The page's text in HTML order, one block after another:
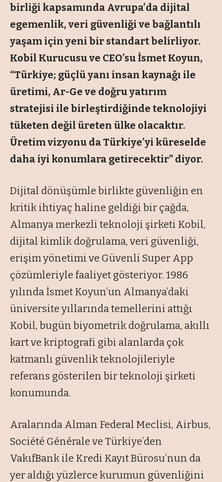
birliği kapsamında Avrupa’da dijital
egemenlik, veri güvenliği ve bağlantılı
yaşam için yeni bir standart belirliyor.
Kobil Kurucusu ve CEO’su İsmet Koyun,
“Türkiye; güçlü yanı insan kaynağı ile
üretimi, Ar-Ge ve doğru yatırım
stratejisi ile birleştirdiğinde teknolojiyi
tüketen değil üreten ülke olacaktır.
Üretim vizyonu da Türkiye’yi küreselde
daha iyi konumlara getirecektir” diyor.
Dijital dönüşümle birlikte güvenliğin en
kritik ihtiyaç haline geldiği bir çağda,
Almanya merkezli teknoloji şirketi Kobil,
dijital kimlik doğrulama, veri güvenliği,
erişim yönetimi ve Güvenli Super App
çözümleriyle faaliyet gösteriyor. 1986
yılında İsmet Koyun’un Almanya’daki
üniversite yıllarında temellerini attığı
Kobil, bugün biyometrik doğrulama, akıllı
kart ve kriptografi gibi alanlarda çok
katmanlı güvenlik teknolojileriyle
referans gösterilen bir teknoloji şirketi
konumunda.
Aralarında Alman Federal Meclisi, Airbus,
Société Générale ve Türkiye’den
VakıfBank ile Kredi Kayıt Bürosu’nun da
yer aldığı yüzlerce kurumun güvenliğini